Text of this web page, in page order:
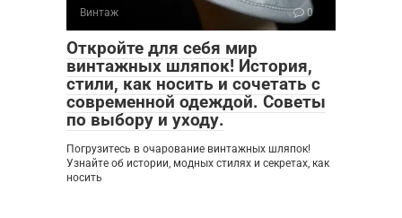
Винтаж 0
Откройте для себя мир
винтажных шляпок! История,
стили, как носить и сочетать с
современной одеждой. Советы
по выбору и уходу.
Погрузитесь в очарование винтажных шляпок!
Узнайте об истории, модных стилях и секретах, как
носить